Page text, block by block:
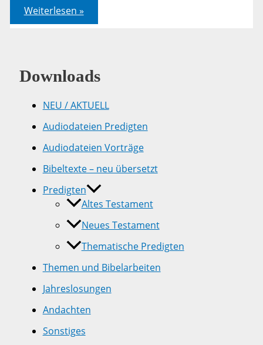
1.
Chronik
22,13
Weiterlesen »
Downloads
NEU / AKTUELL
Audiodateien Predigten
Audiodateien Vorträge
Bibeltexte – neu übersetzt
Predigten
Altes Testament
Neues Testament
Thematische Predigten
Themen und Bibelarbeiten
Jahreslosungen
Andachten
Sonstiges